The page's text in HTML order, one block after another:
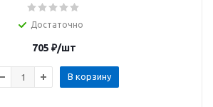
Достаточно
705 ₽/шт
В корзину